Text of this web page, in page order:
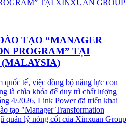
TẠO “MANAGER
PROGRAM” TẠI
quốc tế, việc đồng bộ năng lực con
là chìa khóa để duy trì chất lượng
4/2026, Link Power đã triển khai
tạo "Manager Transformation
quản lý nòng cốt của Xinxuan Group